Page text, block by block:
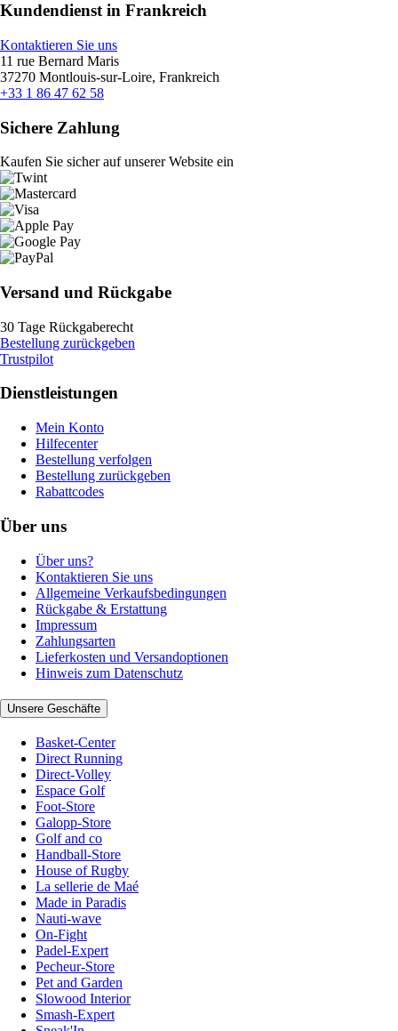
Kundendienst in Frankreich
Kontaktieren Sie uns
11 rue Bernard Maris
37270 Montlouis-sur-Loire, Frankreich
+33 1 86 47 62 58
Sichere Zahlung
Kaufen Sie sicher auf unserer Website ein
Versand und Rückgabe
30 Tage Rückgaberecht
Bestellung zurückgeben
Trustpilot
Dienstleistungen
Mein Konto
Hilfecenter
Bestellung verfolgen
Bestellung zurückgeben
Rabattcodes
Über uns
Über uns?
Kontaktieren Sie uns
Allgemeine Verkaufsbedingungen
Rückgabe & Erstattung
Impressum
Zahlungsarten
Lieferkosten und Versandoptionen
Hinweis zum Datenschutz
Unsere Geschäfte
Basket-Center
Direct Running
Direct-Volley
Espace Golf
Foot-Store
Galopp-Store
Golf and co
Handball-Store
House of Rugby
La sellerie de Maé
Made in Paradis
Nauti-wave
On-Fight
Padel-Expert
Pecheur-Store
Pet and Garden
Slowood Interior
Smash-Expert